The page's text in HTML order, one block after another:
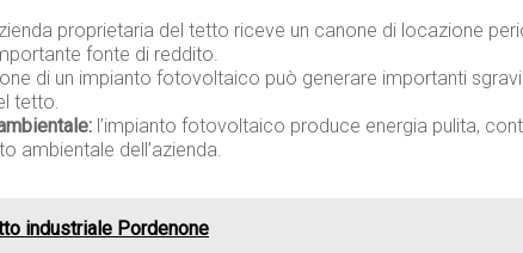
proprietaria del tetto riceve un canone di locazione
fonte di reddito.
di un impianto fotovoltaico può generare importanti
tetto.
l’impianto fotovoltaico produce energia pulita,
ambientale dell’azienda.
industriale Pordenone